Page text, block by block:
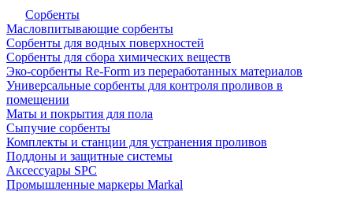
Сорбенты
Масловпитывающие сорбенты
Сорбенты для водных поверхностей
Сорбенты для сбора химических веществ
Эко-сорбенты Re-Form из переработанных материалов
Универсальные сорбенты для контроля проливов в
помещении
Маты и покрытия для пола
Сыпучие сорбенты
Комплекты и станции для устранения проливов
Поддоны и защитные системы
Аксессуары SPC
Промышленные маркеры Markal